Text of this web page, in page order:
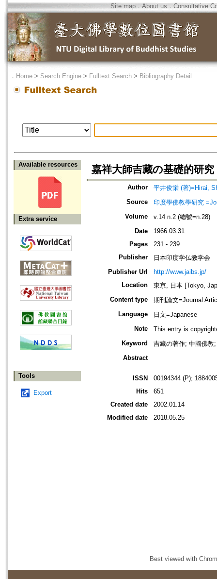
Site map．About us ． Consultative
． Home > Search Engine > Fulltext Search > Bibliography Detail
Available resources
Extra service
Tools
Export
嘉祥大師吉藏の基礎的研
Author
平井俊栄 (著)=Hirai,
Source
印度學佛教學研究
Volume
v.14 n.2 (總號=n.28)
Date
1966.03.31
Pages
231 - 239
Publisher
日本印度学仏教学会
Publisher Url
http://www.jaibs.jp/
Location
東京, 日本 [Tokyo,
Content type
期刊論文=Journal
Language
日文=Japanese
Note
This entry is
Keyword
吉藏の著作; 中國佛教
Abstract
ISSN
00194344 (P);
Hits
651
Created date
2002.01.14
Modified date
2018.05.25
Best viewed with